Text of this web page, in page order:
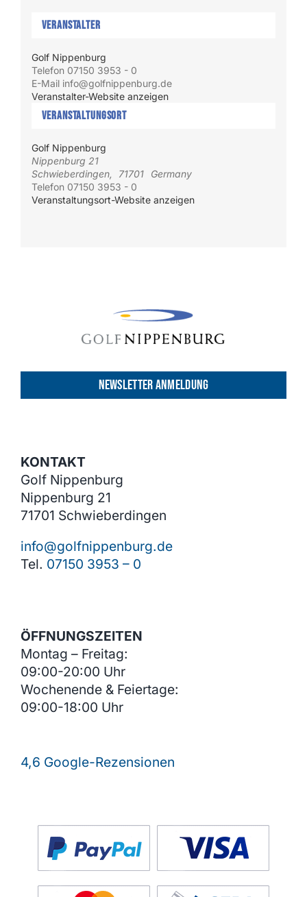
Veranstaltungsort
Golf Nippenburg
Nippenburg 21
Schwieberdingen, 71701
Germany
Telefon 07150 3953 - 0
Veranstaltungsort-Website anzeigen
Veranstalter
Golf Nippenburg
Telefon 07150 3953 - 0
E-Mail info@golfnippenburg.de
Veranstalter-Website anzeigen
NEWSLETTER ANMELDUNG
KONTAKT
Golf Nippenburg
Nippenburg 21
71701 Schwieberdingen
info@golfnippenburg.de
Tel. 07150 3953 – 0
ÖFFNUNGSZEITEN
Montag – Freitag:
09:00-20:00 Uhr
Wochenende & Feiertage:
09:00-18:00 Uhr
4,6 Google-Rezensionen